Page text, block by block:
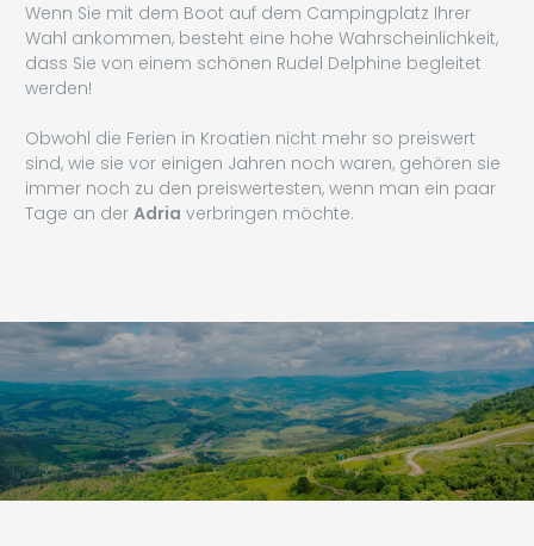
Wenn Sie mit dem Boot auf dem Campingplatz Ihrer
Wahl ankommen, besteht eine hohe Wahrscheinlichkeit,
dass Sie von einem schönen Rudel Delphine begleitet
werden!
Obwohl die Ferien in Kroatien nicht mehr so preiswert
sind, wie sie vor einigen Jahren noch waren, gehören sie
immer noch zu den preiswertesten, wenn man ein paar
Tage an der Adria verbringen möchte.